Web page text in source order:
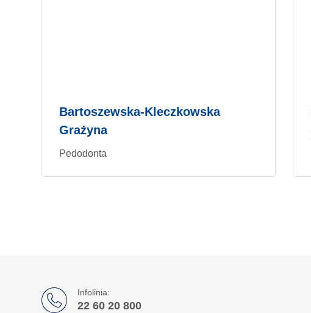
Bartoszewska-Kleczkowska
Grażyna
Pedodonta
Infolinia:
22 60 20 800